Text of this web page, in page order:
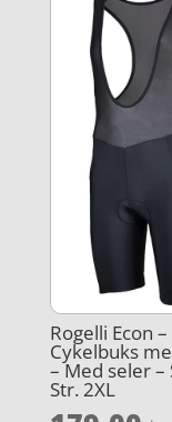
Rogelli Econ –
Cykelbuks
– Med seler –
Str. 2XL